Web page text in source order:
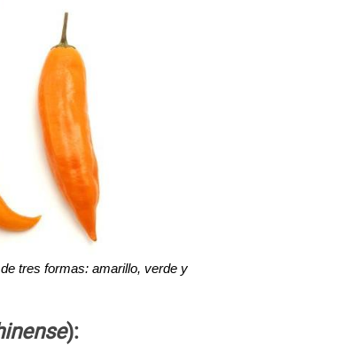
tres formas: amarillo, verde y
):